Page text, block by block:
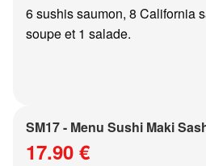
6 sushis saumon, 8 California
soupe et 1 salade.
SM17 - Menu Sushi Maki
17.90 €